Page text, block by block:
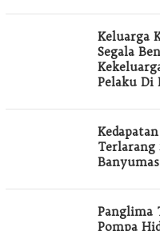
Keluarga
Segala
Pelaku Di
Terlarang
Panglima
Pompa